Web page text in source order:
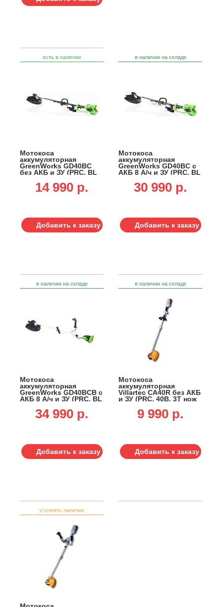
есть в наличии
Мотокоса
аккумуляторная
GreenWorks GD40BC
без АКБ и ЗУ (PRC, BL
мм, D-ручка, ремень,
5.0 кг)14 990 p.
Добавить к заказу
в наличии на складе
Мотокоса
аккумуляторная
GreenWorks GD40BC с
АКБ 8 А/ч и ЗУ (PRC, BL
мм, D-ручка, ремень,
5.0 кг)30 990 p.
Добавить к заказу
в наличии на складе
Мотокоса
аккумуляторная
GreenWorks GD40BCB с
АКБ 8 А/ч и ЗУ (PRC, BL
расп.двигателя, 4Т нож
+ леска 2.0 мм, Т-
34 990 p.
Добавить к заказу
в наличии на складе
Мотокоса
аккумуляторная
Villartec СА40R без АКБ
и ЗУ (PRC, 40В, 3Т нож
рукоятка, штанга
разборная, ремень, 3.3
9 990 p.
Добавить к заказу
уточнять наличие